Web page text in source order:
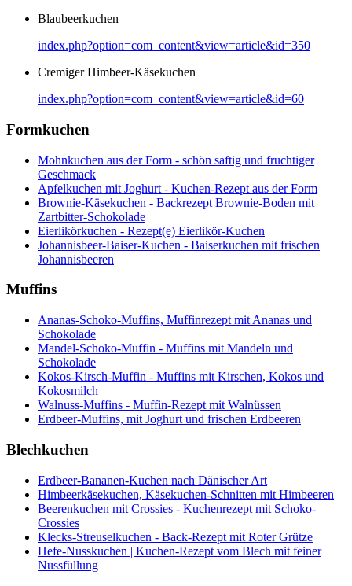
Blaubeerkuchen
index.php?option=com_content&view=article&id=350
Cremiger Himbeer-Käsekuchen
index.php?option=com_content&view=article&id=60
Formkuchen
Mohnkuchen aus der Form - schön saftig und fruchtiger
Geschmack
Apfelkuchen mit Joghurt - Kuchen-Rezept aus der Form
Brownie-Käsekuchen - Backrezept Brownie-Boden mit
Zartbitter-Schokolade
Eierlikörkuchen - Rezept(e) Eierlikör-Kuchen
Johannisbeer-Baiser-Kuchen - Baiserkuchen mit frischen
Johannisbeeren
Muffins
Ananas-Schoko-Muffins, Muffinrezept mit Ananas und
Schokolade
Mandel-Schoko-Muffin - Muffins mit Mandeln und
Schokolade
Kokos-Kirsch-Muffin - Muffins mit Kirschen, Kokos und
Kokosmilch
Walnuss-Muffins - Muffin-Rezept mit Walnüssen
Erdbeer-Muffins, mit Joghurt und frischen Erdbeeren
Blechkuchen
Erdbeer-Bananen-Kuchen nach Dänischer Art
Himbeerkäsekuchen, Käsekuchen-Schnitten mit Himbeeren
Beerenkuchen mit Crossies - Kuchenrezept mit Schoko-
Crossies
Klecks-Streuselkuchen - Back-Rezept mit Roter Grütze
Hefe-Nusskuchen | Kuchen-Rezept vom Blech mit feiner
Nussfüllung